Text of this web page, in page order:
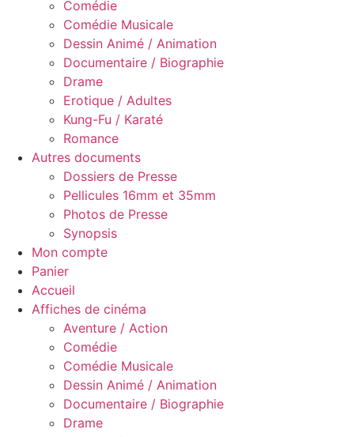
Comédie
Comédie Musicale
Dessin Animé / Animation
Documentaire / Biographie
Drame
Erotique / Adultes
Kung-Fu / Karaté
Romance
Autres documents
Dossiers de Presse
Pellicules 16mm et 35mm
Photos de Presse
Synopsis
Mon compte
Panier
Accueil
Affiches de cinéma
Aventure / Action
Comédie
Comédie Musicale
Dessin Animé / Animation
Documentaire / Biographie
Drame